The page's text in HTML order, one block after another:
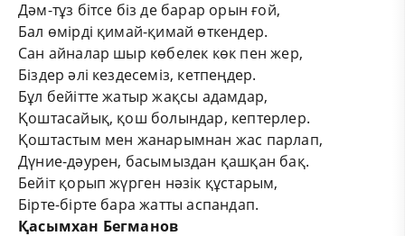
Дәм-тұз бітсе біз де барар орын ғой,
Бал өмірді қимай-қимай өткендер.
Сан айналар шыр көбелек көк пен жер,
Біздер әлі кездесеміз, кетпеңдер.
Бұл бейітте жатыр жақсы адамдар,
Қоштасайық, қош болындар, кептерлер.
Қоштастым мен жанарымнан жас парлап,
Дүние-дәурен, басымыздан қашқан бақ.
Бейіт қорып жүрген нәзік құстарым,
Бірте-бірте бара жатты аспандап.
Қасымхан Бегманов